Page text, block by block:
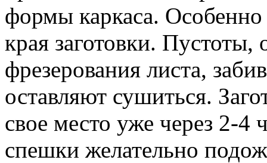
формы каркаса.
края заготовки. Пустоты,
фрезерования листа,
оставляют сушиться.
свое место уже через 2-4
спешки желательно